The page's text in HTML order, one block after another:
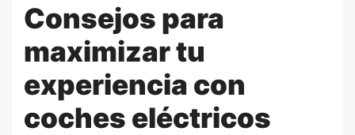
Consejos para
maximizar tu
experiencia con
coches eléctricos